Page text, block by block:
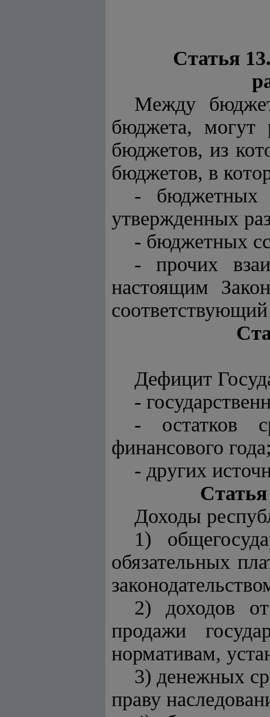
Статья
Между
бюджета, могут
бюджетов, из
бюджетов, в
- бюджетных
утвержденных
- бюджетных
- прочих
настоящим
Дефицит
-
- остатков
финансового
- других
Доходы
1)
обязательных
2) доходов
продажи
нормативам,
3) денежных
праву